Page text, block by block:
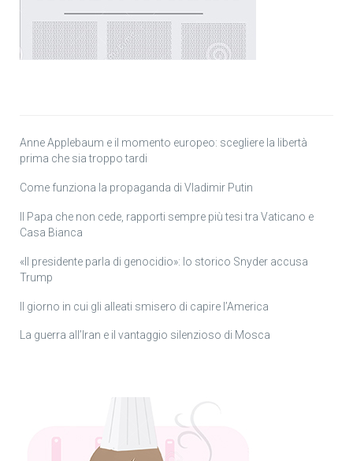
Anne Applebaum e il momento europeo: scegliere la libertà
prima che sia troppo tardi
Come funziona la propaganda di Vladimir Putin
Il Papa che non cede, rapporti sempre più tesi tra Vaticano e
Casa Bianca
«Il presidente parla di genocidio»: lo storico Snyder accusa
Trump
Il giorno in cui gli alleati smisero di capire l’America
La guerra all’Iran e il vantaggio silenzioso di Mosca